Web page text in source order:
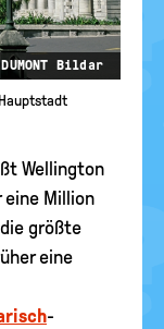
Bildar
Wellington
eine Million
größte
eine
-